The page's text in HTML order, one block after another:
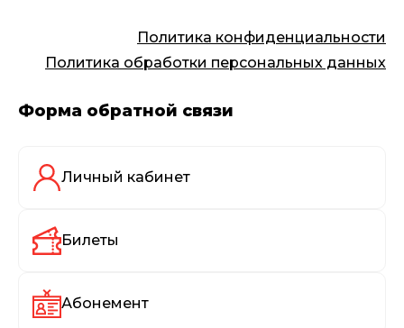
Политика конфиденциальности
Политика обработки персональных данных
Форма обратной связи
Личный кабинет
Билеты
Абонемент